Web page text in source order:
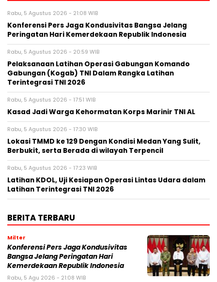
Rabu, 5 Agustus 2026 - 21:08 WIB
Konferensi Pers Jaga Kondusivitas Bangsa Jelang
Peringatan Hari Kemerdekaan Republik Indonesia
Rabu, 5 Agustus 2026 - 20:59 WIB
Pelaksanaan Latihan Operasi Gabungan Komando
Gabungan (Kogab) TNI Dalam Rangka Latihan
Terintegrasi TNI 2026
Rabu, 5 Agustus 2026 - 17:51 WIB
Kasad Jadi Warga Kehormatan Korps Marinir TNI AL
Rabu, 5 Agustus 2026 - 17:30 WIB
Lokasi TMMD ke 129 Dengan Kondisi Medan Yang Sulit,
Berbukit, serta Berada di wilayah Terpencil
Rabu, 5 Agustus 2026 - 17:23 WIB
Latihan KDOL, Uji Kesiapan Operasi Lintas Udara dalam
Latihan Terintegrasi TNI 2026
BERITA TERBARU
Milter
Konferensi Pers Jaga Kondusivitas
Bangsa Jelang Peringatan Hari
Kemerdekaan Republik Indonesia
Rabu, 5 Agu 2026 - 21:08 WIB